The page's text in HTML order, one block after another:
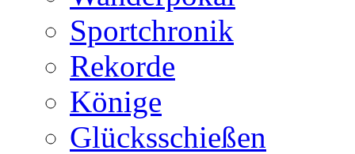
Sportchronik
Rekorde
Könige
Glücksschießen